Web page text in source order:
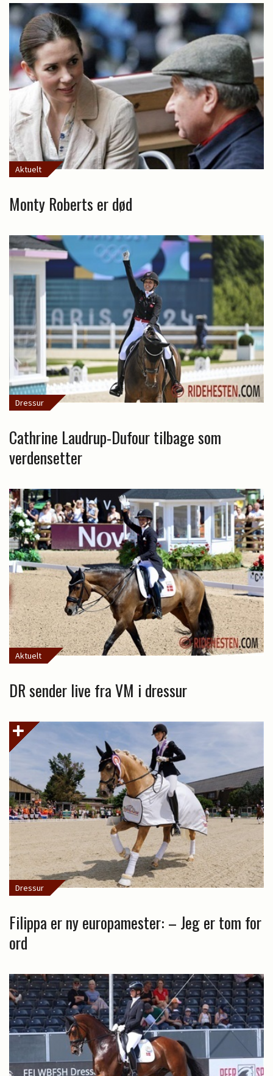
Aktuelt
Monty Roberts er død
Dressur
Cathrine Laudrup-Dufour tilbage som
verdensetter
Aktuelt
DR sender live fra VM i dressur
Dressur
Filippa er ny europamester: – Jeg er tom for
ord